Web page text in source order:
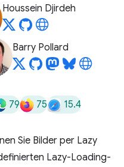
Houssein Djirdeh
Barry Pollard
79 75 15.4
Sie Bilder per Lazy
Lazy-Loading-